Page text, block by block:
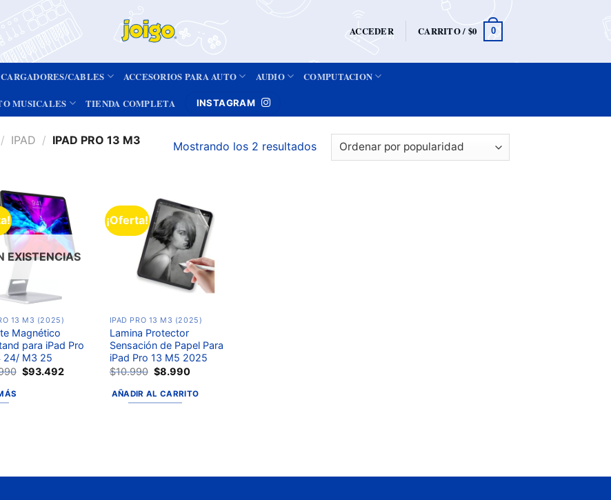
ACCEDER CARRITO / $0 0
CARGADORES/CABLES ACCESORIOS PARA AUTO AUDIO COMPUTACION
MUSICALES TIENDA COMPLETA INSTAGRAM
/ IPAD / IPAD PRO 13 M3
Mostrando los 2 resultados
Añadir
a la
lista de
deseos
EXISTENCIAS
13 M3 (2025)
Magnético
para iPad Pro
24/ M3 25
$93.492
¡Oferta!
Añadir
a la
lista de
deseos
IPAD PRO 13 M3 (2025)
Lamina Protector
Sensación de Papel Para
iPad Pro 13 M5 2025
$10.990 $8.990
AÑADIR AL CARRITO